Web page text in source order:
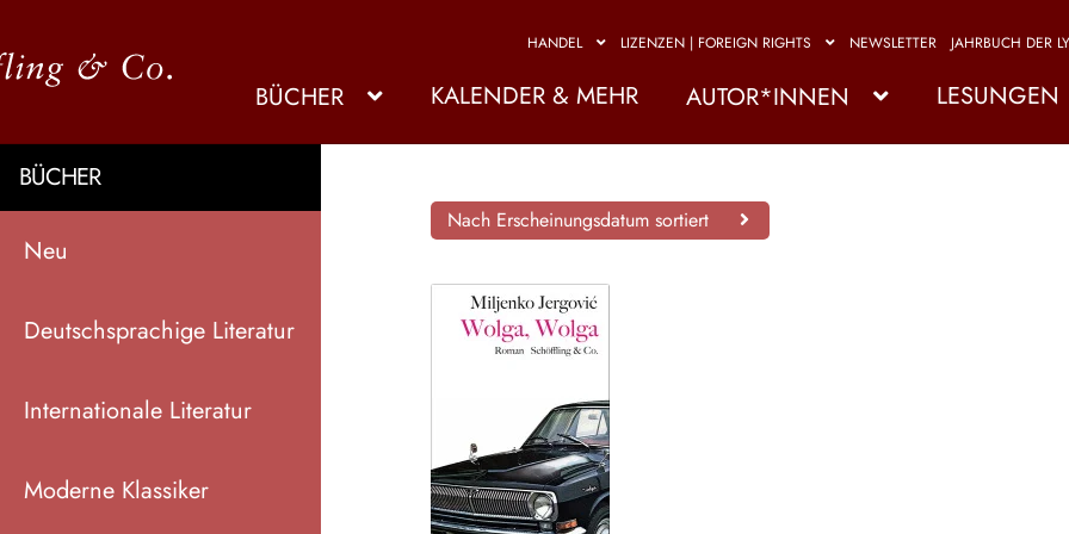
HANDEL LIZENZEN | FOREIGN RIGHTS NEWSLETTER JAHRBUCH DER
BÜCHER KALENDER & MEHR AUTOR*INNEN LESUNGEN
BÜCHER
Neu
Deutschsprachige Literatur
Internationale Literatur
Moderne Klassiker
Nach Erscheinungsdatum sortiert